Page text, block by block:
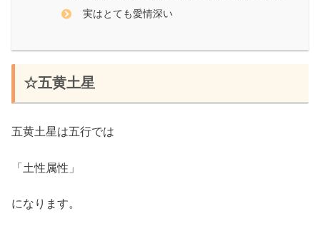
実はとても愛情深い
☆五黄土星
五黄土星は五行では
「土性属性」
になります。